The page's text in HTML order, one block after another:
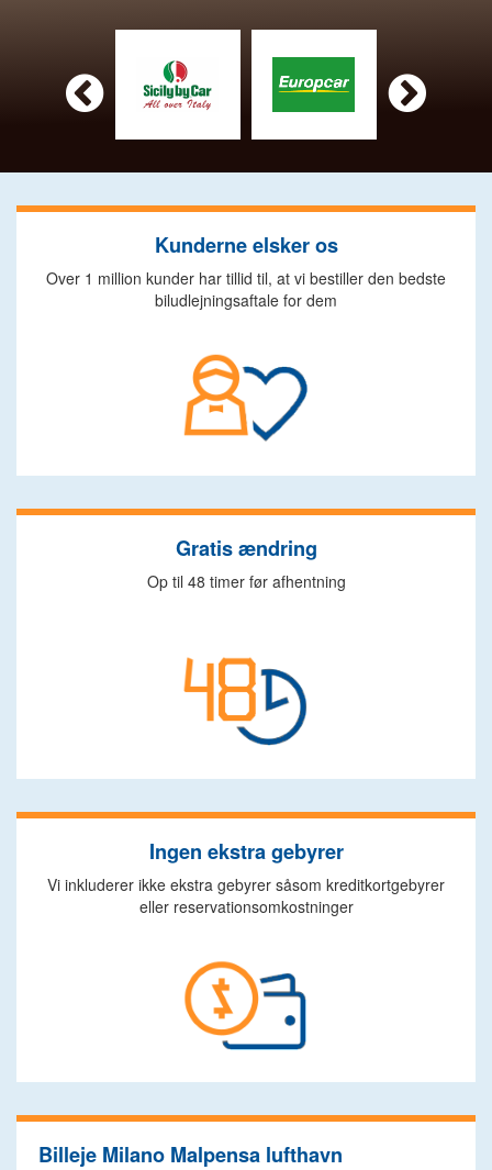
 
Kunderne elsker os
Over 1 million kunder har tillid til, at vi bestiller den bedste
biludlejningsaftale for dem
Gratis ændring
Op til 48 timer før afhentning
Ingen ekstra gebyrer
Vi inkluderer ikke ekstra gebyrer såsom kreditkortgebyrer
eller reservationsomkostninger
Billeje Milano Malpensa lufthavn